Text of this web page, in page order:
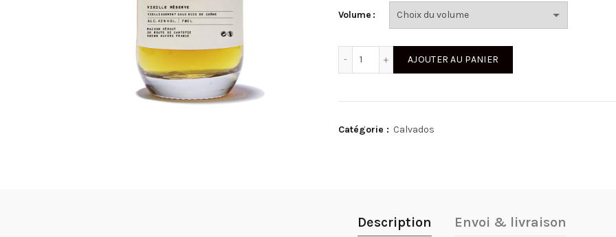
Volume
AJOUTER AU PANIER
Catégorie : Calvados
Description Envoi & livraison